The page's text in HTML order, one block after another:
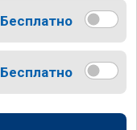
Бесплатно
Бесплатно